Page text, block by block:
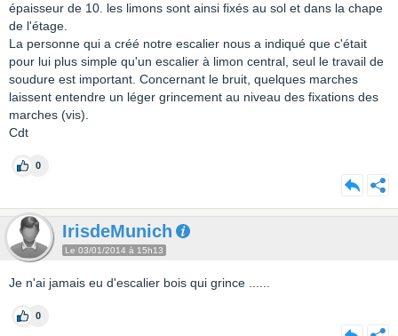
épaisseur de 10. les limons sont ainsi fixés au sol et dans la chape
de l'étage.
La personne qui a créé notre escalier nous a indiqué que c'était
pour lui plus simple qu'un escalier à limon central, seul le travail de
soudure est important. Concernant le bruit, quelques marches
laissent entendre un léger grincement au niveau des fixations des
marches (vis).
Cdt
0
IrisdeMunich
Le 03/01/2014 à 15h13
Je n'ai jamais eu d'escalier bois qui grince ......
0